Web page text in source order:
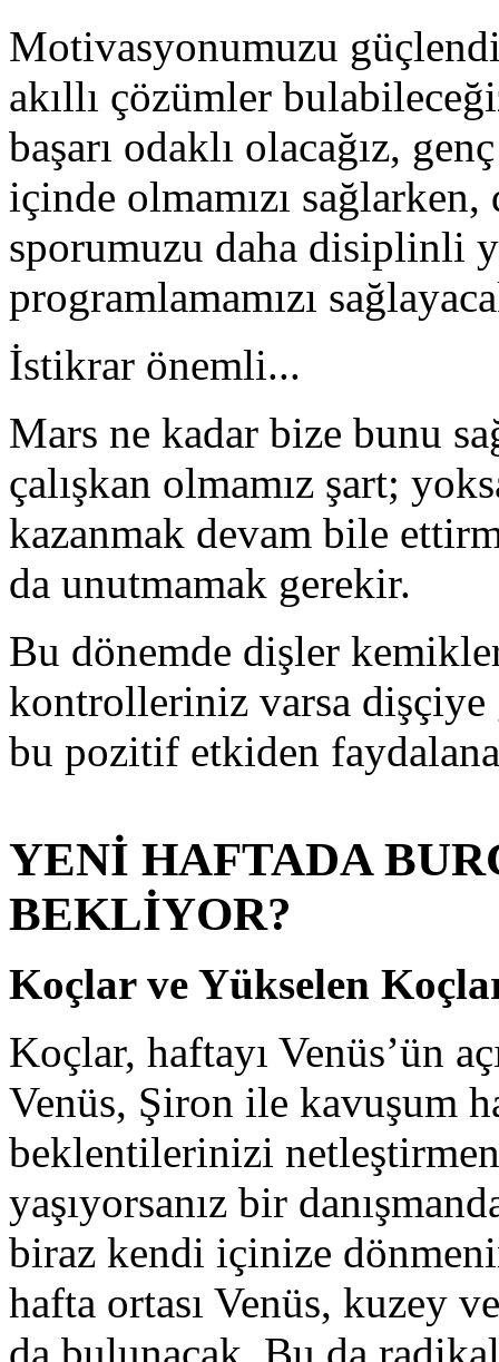
Motivasyonumuzu
akıllı çözümler
başarı odaklı olacağız,
içinde olmamızı sağlarken,
sporumuzu daha disiplinli
programlamamızı
İstikrar önemli...
Mars ne kadar bize bunu
çalışkan olmamız şart;
kazanmak devam bile
da unutmamak gerekir.
Bu dönemde dişler
kontrolleriniz varsa
bu pozitif etkiden
YENİ HAFTADA
BEKLİYOR?
Koçlar ve Yükselen
Koçlar, haftayı Venüs’ün
Venüs, Şiron ile kavuşum
beklentilerinizi
yaşıyorsanız bir
biraz kendi içinize
hafta ortası Venüs, kuzey
da bulunacak. Bu da